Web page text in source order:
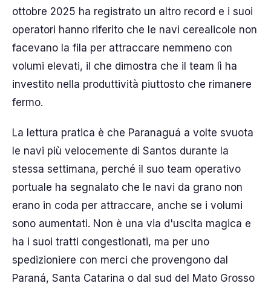
ottobre 2025 ha registrato un altro record e i suoi
operatori hanno riferito che le navi cerealicole non
facevano la fila per attraccare nemmeno con
volumi elevati, il che dimostra che il team lì ha
investito nella produttività piuttosto che rimanere
fermo.
La lettura pratica è che Paranaguá a volte svuota
le navi più velocemente di Santos durante la
stessa settimana, perché il suo team operativo
portuale ha segnalato che le navi da grano non
erano in coda per attraccare, anche se i volumi
sono aumentati. Non è una via d'uscita magica e
ha i suoi tratti congestionati, ma per uno
spedizioniere con merci che provengono dal
Paraná, Santa Catarina o dal sud del Mato Grosso